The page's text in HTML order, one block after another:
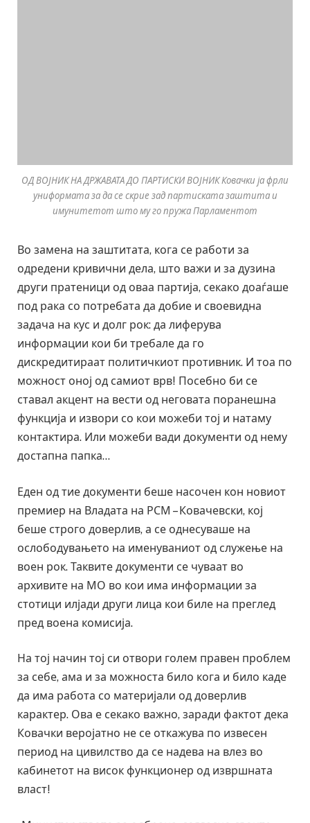
ОД ВОЈНИК НА ДРЖАВАТА ДО ПАРТИСКИ ВОЈНИК Ковачки ја фрли
униформата за да се скрие зад партиската заштита и
имунитетот што му го пружа Парламентот
Во замена на заштитата, кога се работи за
одредени кривични дела, што важи и за дузина
други пратеници од оваа партија, секако доаѓаше
под рака со потребата да добие и своевидна
задача на кус и долг рок: да лиферува
информации кои би требале да го
дискредитираат политичкиот противник. И тоа по
можност оној од самиот врв! Посебно би се
ставал акцент на вести од неговата поранешна
функција и извори со кои можеби тој и натаму
контактира. Или можеби вади документи од нему
достапна папка…
Еден од тие документи беше насочен кон новиот
премиер на Владата на РСМ – Ковачевски, кој
беше строго доверлив, а се однесуваше на
ослободувањето на именуваниот од служење на
воен рок. Таквите документи се чуваат во
архивите на МО во кои има информации за
стотици илјади други лица кои биле на преглед
пред воена комисија.
На тој начин тој си отвори голем правен проблем
за себе, ама и за можноста било кога и било каде
да има работа со материјали од доверлив
карактер. Ова е секако важно, заради фактот дека
Ковачки веројатно не се откажува по извесен
период на цивилство да се надева на влез во
кабинетот на висок функционер од извршната
власт!